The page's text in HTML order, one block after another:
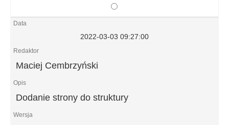
2022-03-03 09:27:00
Maciej Cembrzyński
Dodanie strony do struktury